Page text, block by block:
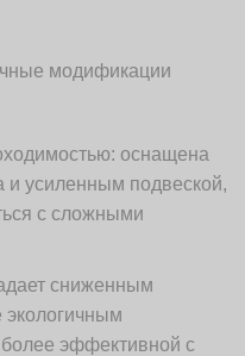
модификации
оснащена
и усиленным подвеской,
с сложными
сниженным
экологичным
более эффективной с